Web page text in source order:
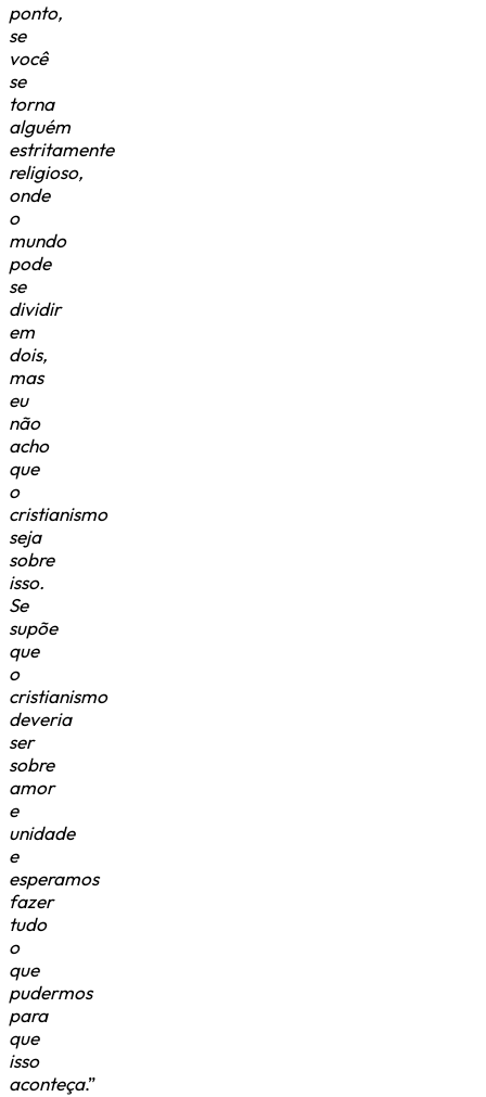
ponto,
se
você
se
torna
alguém
estritamente
religioso,
onde
o
mundo
pode
se
dividir
em
dois,
mas
eu
não
acho
que
o
cristianismo
seja
sobre
isso.
Se
supõe
que
o
cristianismo
deveria
ser
sobre
amor
e
unidade
e
esperamos
fazer
tudo
o
que
pudermos
para
que
isso
aconteça.”